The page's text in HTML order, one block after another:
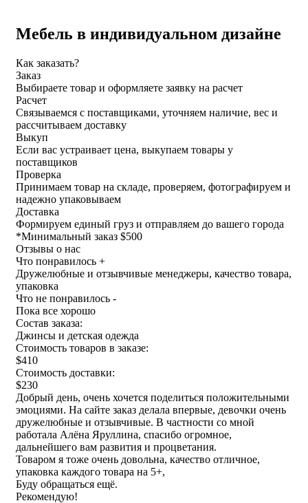
Мебель в индивидуальном дизайне
Как заказать?
Заказ
Выбираете товар и оформляете заявку на расчет
Расчет
Связываемся с поставщиками, уточняем наличие, вес и
рассчитываем доставку
Выкуп
Если вас устраивает цена, выкупаем товары у
поставщиков
Проверка
Принимаем товар на складе, проверяем, фотографируем и
надежно упаковываем
Доставка
Формируем единый груз и отправляем до вашего города
*Минимальный заказ $500
Отзывы о нас
Что понравилось +
Дружелюбные и отзывчивые менеджеры, качество товара,
упаковка
Что не понравилось -
Пока все хорошо
Состав заказа:
Джинсы и детская одежда
Стоимость товаров в заказе:
$410
Стоимость доставки:
$230
Добрый день, очень хочется поделиться положительными
эмоциями. На сайте заказ делала впервые, девочки очень
дружелюбные и отзывчивые. В частности со мной
работала Алёна Яруллина, спасибо огромное,
дальнейшего вам развития и процветания.
Товаром я тоже очень довольна, качество отличное,
упаковка каждого товара на 5+,
Буду обращаться ещё.
Рекомендую!